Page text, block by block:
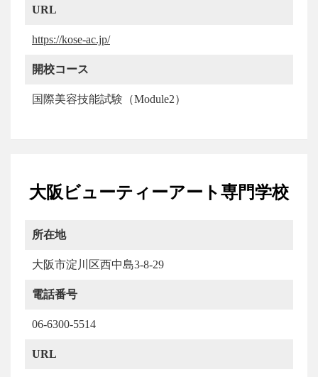
URL
https://kose-ac.jp/
開校コース
国際美容技能試験（Module2）
大阪ビューティーアート専門学校
所在地
大阪市淀川区西中島3-8-29
電話番号
06-6300-5514
URL